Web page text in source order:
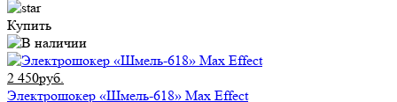
Купить
2 450руб.
Электрошокер «Шмель-618» Max Effect